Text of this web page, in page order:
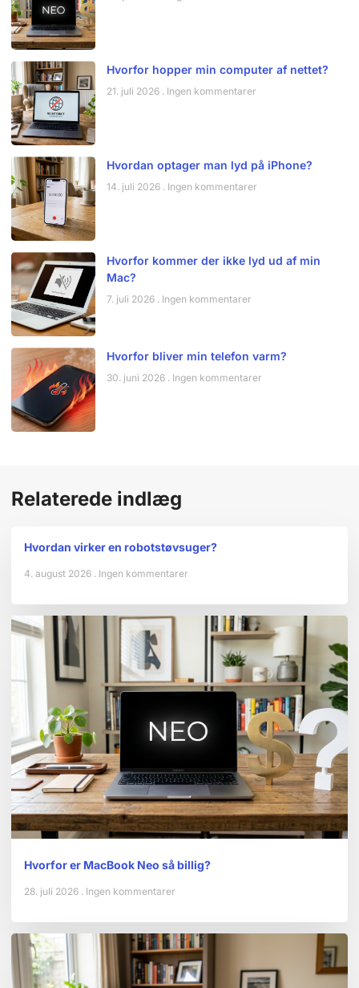
Hvorfor hopper min computer af nettet?
21. juli 2026 Ingen kommentarer
Hvordan optager man lyd på iPhone?
14. juli 2026 Ingen kommentarer
Hvorfor kommer der ikke lyd ud af min
Mac?
7. juli 2026 Ingen kommentarer
Hvorfor bliver min telefon varm?
30. juni 2026 Ingen kommentarer
Relaterede indlæg
Hvordan virker en robotstøvsuger?
4. august 2026 Ingen kommentarer
Hvorfor er MacBook Neo så billig?
28. juli 2026 Ingen kommentarer